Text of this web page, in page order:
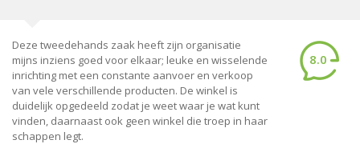
Deze tweedehands zaak heeft zijn organisatie
mijns inziens goed voor elkaar; leuke en wisselende
inrichting met een constante aanvoer en verkoop
van vele verschillende producten. De winkel is
duidelijk opgedeeld zodat je weet waar je wat kunt
vinden, daarnaast ook geen winkel die troep in haar
schappen legt.
8.0